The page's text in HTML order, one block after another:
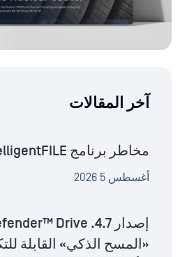
آخر المقالات
مخاطر برنامج IntelligentFILE
أغسطس 5 2026
«المسح الذكي» القابلة